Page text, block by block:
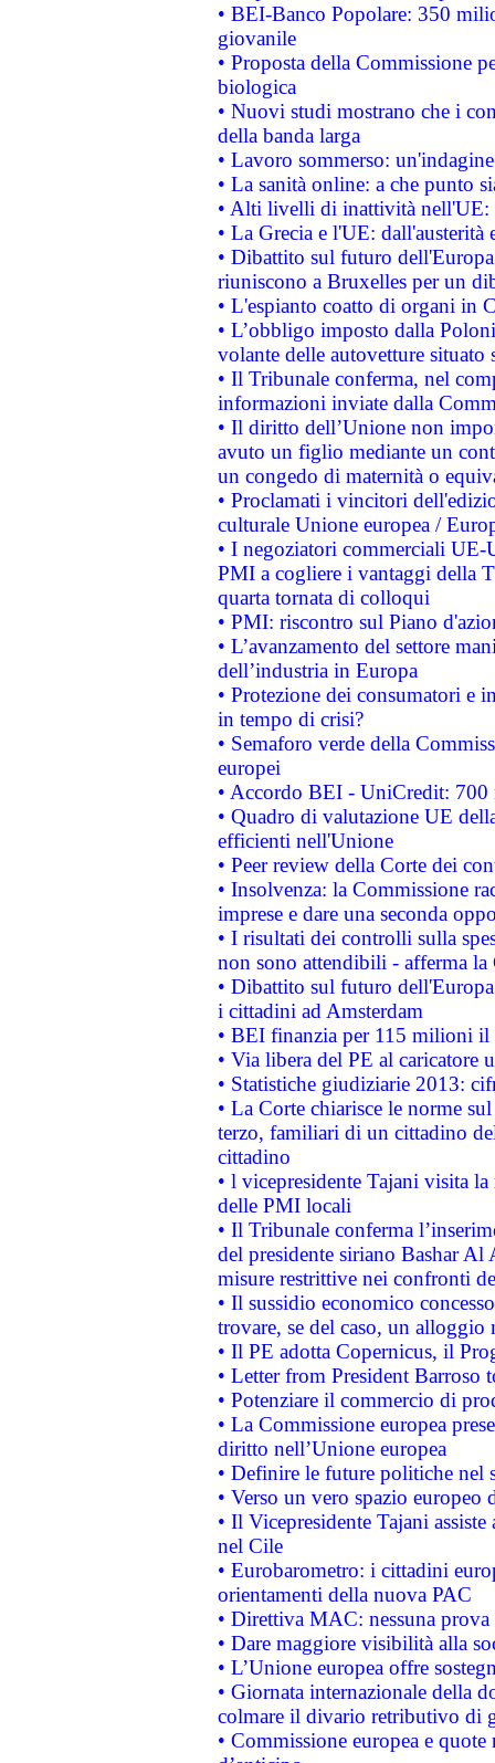
• BEI-Banco Popolare: 350
giovanile
• Proposta della Commissione
biologica
• Nuovi studi mostrano che i
della banda larga
• Lavoro sommerso:
• La sanità online: a che punto
• Alti livelli di inattività nell'UE:
• La Grecia e l'UE: dall'austerità
• Dibattito sul futuro
riuniscono a Bruxelles per un
• L'espianto coatto di organi in
• L’obbligo imposto dalla
volante delle autovetture
• Il Tribunale conferma, nel
informazioni inviate dalla
• Il diritto dell’Unione non
avuto un figlio mediante un
un congedo di maternità o
• Proclamati i vincitori
culturale Unione europea /
• I negoziatori commerciali UE-
PMI a cogliere i vantaggi della
quarta tornata di colloqui
• PMI: riscontro sul Piano
• L’avanzamento del settore
dell’industria in Europa
• Protezione dei consumatori e
in tempo di crisi?
• Semaforo verde della
europei
• Accordo BEI - UniCredit:
• Quadro di valutazione UE
efficienti nell'Unione
• Peer review della Corte dei
• Insolvenza: la Commissione
imprese e dare una seconda
• I risultati dei controlli sulla
non sono attendibili - afferma la
• Dibattito sul futuro
i cittadini ad Amsterdam
• BEI finanzia per 115 milioni
• Via libera del PE al caricatore
• Statistiche giudiziarie 2013:
• La Corte chiarisce le norme
terzo, familiari di un cittadino
cittadino
• l vicepresidente Tajani visita
delle PMI locali
• Il Tribunale conferma
del presidente siriano Bashar Al
misure restrittive nei confronti
• Il sussidio economico
trovare, se del caso, un
• Il PE adotta Copernicus, il
• Letter from President Barroso
• Potenziare il commercio di
• La Commissione europea
diritto nell’Unione europea
• Definire le future politiche nel
• Verso un vero spazio
• Il Vicepresidente Tajani
nel Cile
• Eurobarometro: i cittadini
orientamenti della nuova PAC
• Direttiva MAC: nessuna
• Dare maggiore visibilità alla
• L’Unione europea offre
• Giornata internazionale della
colmare il divario retributivo di
• Commissione europea e